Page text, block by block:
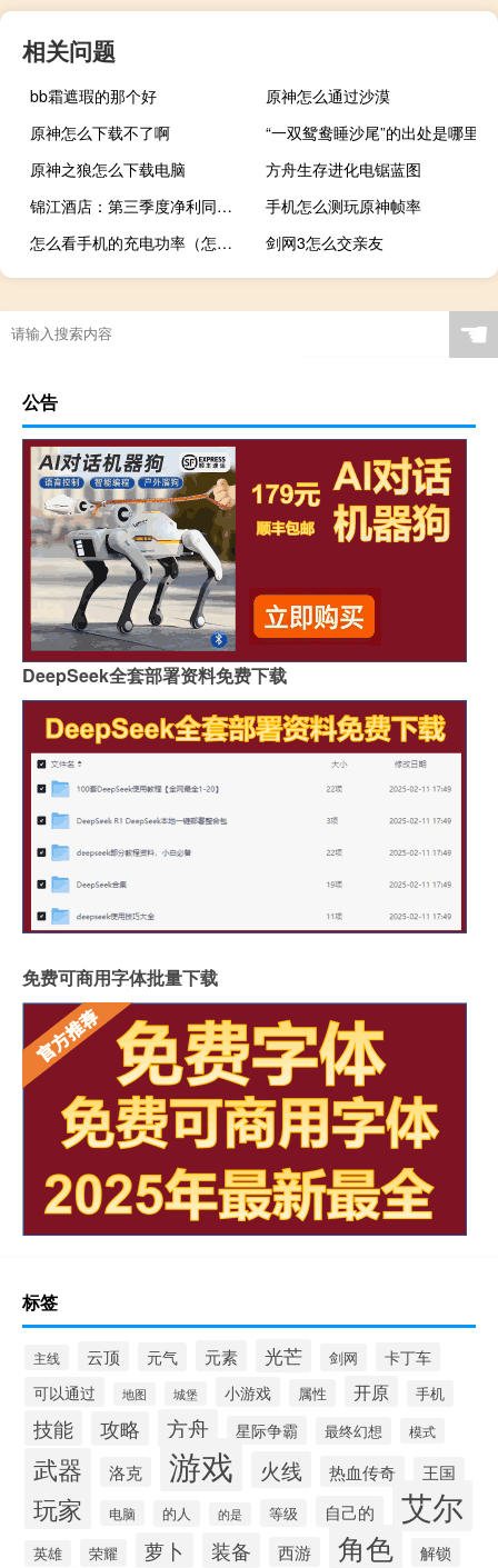
相关问题
bb霜遮瑕的那个好
原神怎么通过沙漠
原神怎么下载不了啊
“一双鸳鸯睡沙尾”的出处是哪里
原神之狼怎么下载电脑
方舟生存进化电锯蓝图
锦江酒店：第三季度净利同比增169.28% 服务型酒店经营显著复苏
手机怎么测玩原神帧率
怎么看手机的充电功率（怎么看手机的系统）
剑网3怎么交亲友
☚
公告
DeepSeek全套部署资料免费下载
免费可商用字体批量下载
标签
主线 云顶 元气 元素 光芒 剑网 卡丁车
可以通过 地图 城堡 小游戏 属性 开原 手机
技能 攻略 方舟 星际争霸 最终幻想 模式
武器 洛克 游戏 火线 热血传奇 王国
玩家 电脑 的人 的是 等级 自己的 艾尔
英雄 荣耀 萝卜 装备 西游 角色 解锁